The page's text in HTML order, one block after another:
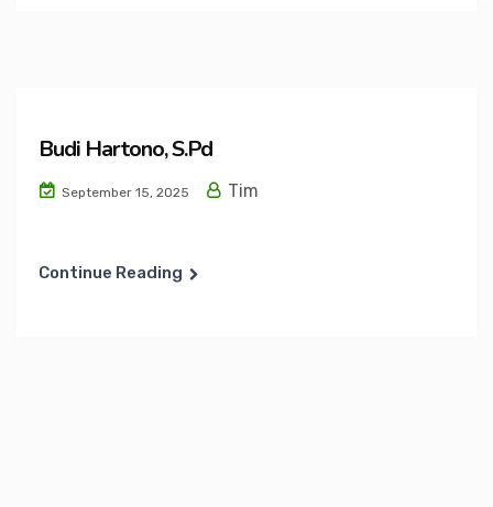
Budi Hartono, S.Pd
September 15, 2025 Tim
Continue Reading